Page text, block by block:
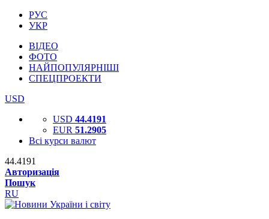
РУС
УКР
ВІДЕО
ФОТО
НАЙПОПУЛЯРНІШІ
СПЕЦПРОЕКТИ
USD
USD 44.4191
EUR 51.2905
Всі курси валют
44.4191
Авторизація
Пошук
RU